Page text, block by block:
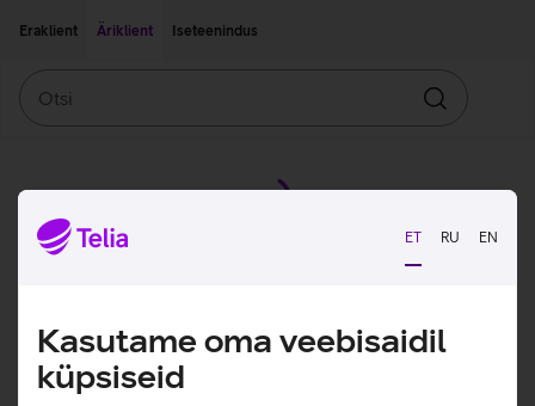
ET RU EN
Kasutame oma veebisaidil
küpsiseid
Eraklient
Äriklient Iseteenindus
Otsin